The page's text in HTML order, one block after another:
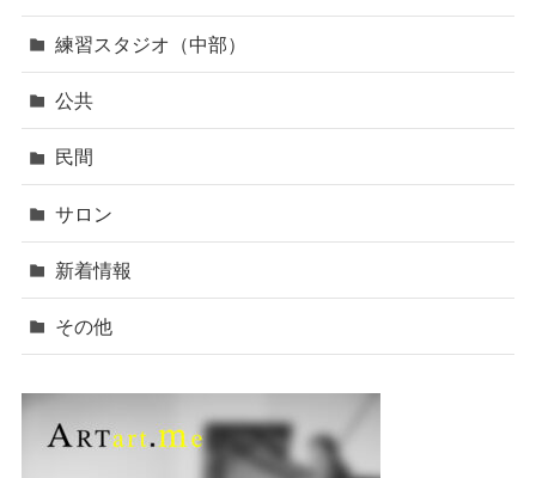
練習スタジオ（中部）
公共
民間
サロン
新着情報
その他